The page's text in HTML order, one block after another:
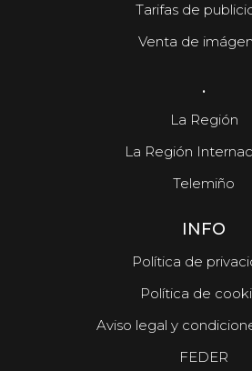
Tarifas de
Venta de
.
La Región
La Región
Telemiño
INFO
Política de
Política de
Aviso legal y
FEDER